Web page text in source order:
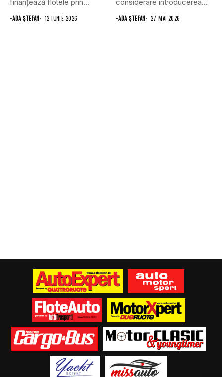
finanțează flotele prin...
•ADA ȘTEFAN 12 IUNIE 2026
considerare introducerea
sau creșterea leasingului...
•ADA ȘTEFAN 27 MAI 2026